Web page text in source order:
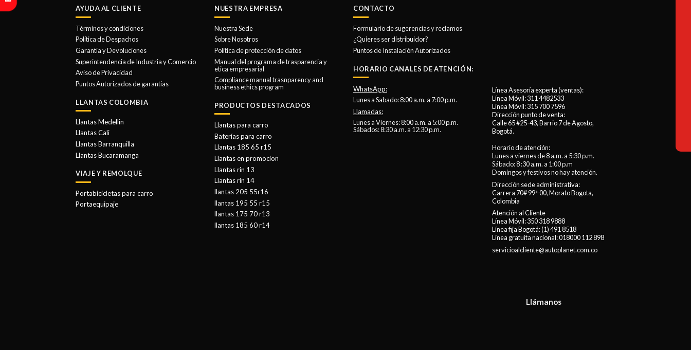
AYUDA AL CLIENTE
Términos y condiciones
Política de Despachos
Garantía y Devoluciones
Superintendencia de Industria y Comercio
Aviso de Privacidad
Puntos Autorizados de garantias
LLANTAS COLOMBIA
Llantas Medellin
Llantas Cali
Llantas Barranquilla
Llantas Bucaramanga
VIAJE Y REMOLQUE
Portabicicletas para carro
Portaequipaje
NUESTRA EMPRESA
Nuestra Sede
Sobre Nosotros
Politica de protección de datos
Manual del programa de trasparencia y
etica empresarial
Compliance manual trasnparency and
business ethics program
PRODUCTOS DESTACADOS
Llantas para carro
Baterías para carro
Llantas 185 65 r15
Llantas en promocion
Llantas rin 13
Llantas rin 14
llantas 205 55r16
llantas 195 55 r15
llantas 175 70 r13
llantas 185 60 r14
CONTACTO
Formulario de sugerencias y reclamos
¿Quieres ser distribuidor?
Puntos de Instalación Autorizados
HORARIO CANALES DE ATENCIÓN:
WhatsApp:
Lunes a Sabado: 8:00 a.m. a 7:00 p.m.
Llamadas:
Lunes a Viernes: 8:00 a.m. a 5:00 p.m.
Sábados: 8:30 a.m. a 12:30 p.m.
Línea Asesoría experta (ventas):
Línea Móvil:311 4482533
Línea Móvil:315 700 7596
Dirección punto de venta:
Calle 65 #25-43, Barrio 7 de Agosto,
Bogotá.
Horario de atención:
Lunes a viernes de 8 a.m. a 5:30 p.m.
Sábado: 8 :30 a.m. a 1:00 p.m
Domingos y festivos no hay atención.
Dirección sede administrativa:
Carrera 70# 99ª-00, Morato Bogota,
Colombia
Atención al Cliente
Línea Móvil:350 318 9888
Línea fija Bogotá:(1) 491 8518
Línea gratuita nacional:018000 112 898
servicioalcliente@autoplanet.com.co
Llámanos